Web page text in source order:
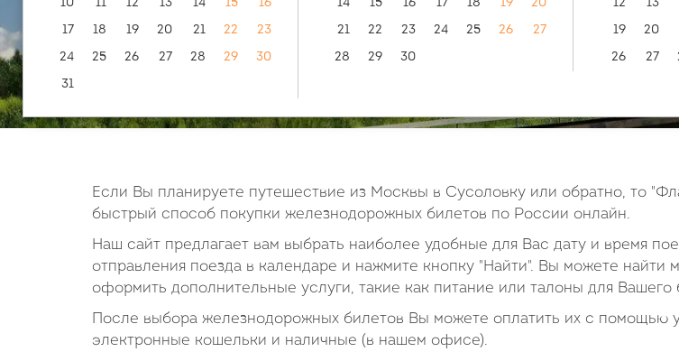
Если Вы планируете путешествие из Москвы в Сусоловку или обратно, то
быстрый способ покупки железнодорожных билетов по России онлайн.
Наш сайт предлагает вам выбрать наиболее удобные для Вас дату и время
отправления поезда в календаре и нажмите кнопку "Найти". Вы можете
оформить дополнительные услуги, такие как питание или талоны для Вашего
После выбора железнодорожных билетов Вы можете оплатить их с помощью
электронные кошельки и наличные (в нашем офисе).
10
11 12 13 14 15
16
17
18 19 20 21 22
23
24
25 26 27 28 29
30
31
14
15 16 17 18 19
20
21
22 23 24 25 26
27
28
29 30
12
13
19
20
26
27